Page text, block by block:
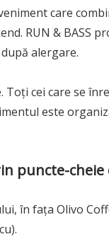
care
RUN & BASS
alergare.
Toți cei care se
este
puncte-cheie
în fața Olivo